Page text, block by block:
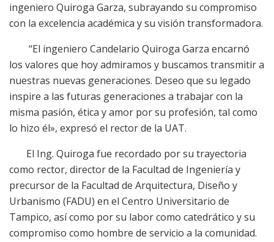
ingeniero Quiroga Garza, subrayando su compromiso
con la excelencia académica y su visión transformadora.
“El ingeniero Candelario Quiroga Garza encarnó
los valores que hoy admiramos y buscamos transmitir a
nuestras nuevas generaciones. Deseo que su legado
inspire a las futuras generaciones a trabajar con la
misma pasión, ética y amor por su profesión, tal como
lo hizo él», expresó el rector de la UAT.
El Ing. Quiroga fue recordado por su trayectoria
como rector, director de la Facultad de Ingeniería y
precursor de la Facultad de Arquitectura, Diseño y
Urbanismo (FADU) en el Centro Universitario de
Tampico, así como por su labor como catedrático y su
compromiso como hombre de servicio a la comunidad.